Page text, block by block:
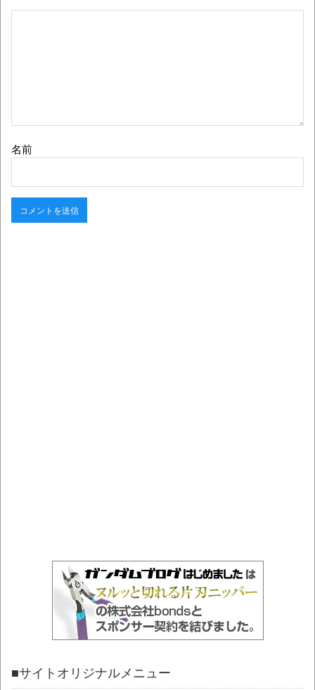
名前
■サイトオリジナルメニュー